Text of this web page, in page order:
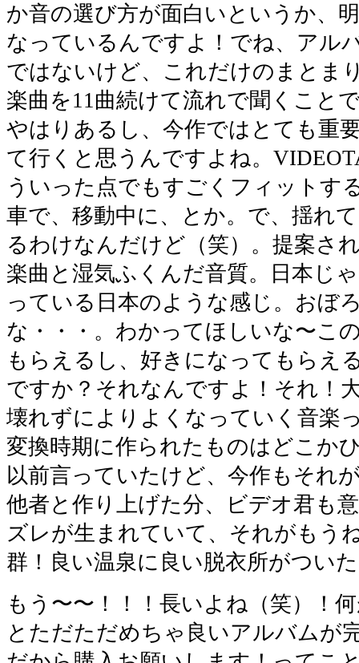
か音の選び方が面白いというか、
なっているんですよ！でね、アル
ではないけど、これだけのまとま
楽曲を11曲続けて流れで聞くこと
やはりあるし、今作ではとても重
て行くと思うんですよね。
ういった点でもすごくフィットす
車で、移動中に、とか。で、揺れ
るわけなんだけど（笑）。提案さ
楽曲と湿気ふくんだ音質。日本じ
っている日本のような感じ。おぼ
な・・・。わかってほしいな〜こ
もらえるし、好きになってもらえ
ですか？それなんですよ！それ！
壊れずによりよくなっていく音楽
変換時期に作られたものはどこか
以前言っていたけど、今作もそれ
他者と作り上げた分、ビデオ君も
ズレが生まれていて、それがもう
群！良い温泉に良い脱衣所がつい
もう〜〜！！！長いよね（笑）！
とただただめちゃ良いアルバムが